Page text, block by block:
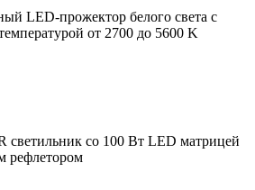
LED-прожектор белого света с
от 2700 до 5600 K
светильник со 100 Вт LED матрицей
рефлетором